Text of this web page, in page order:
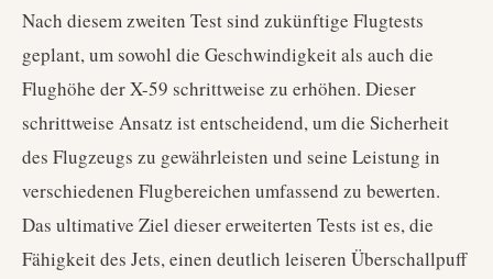
Nach diesem zweiten Test sind zukünftige Flugtests
geplant, um sowohl die Geschwindigkeit als auch die
Flughöhe der X-59 schrittweise zu erhöhen. Dieser
schrittweise Ansatz ist entscheidend, um die Sicherheit
des Flugzeugs zu gewährleisten und seine Leistung in
verschiedenen Flugbereichen umfassend zu bewerten.
Das ultimative Ziel dieser erweiterten Tests ist es, die
Fähigkeit des Jets, einen deutlich leiseren Überschallpuff